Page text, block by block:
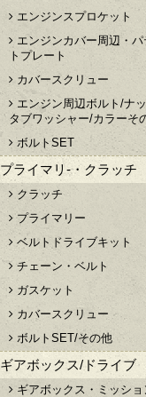
エンジンスプロケット
エンジンカバー周辺・パ
トプレート
カバースクリュー
エンジン周辺ボルト/ナ
タブワッシャー/カラーそ
ボルトSET
プライマリ-・クラッチ
クラッチ
プライマリー
ベルトドライブキット
チェーン・ベルト
ガスケット
カバースクリュー
ボルトSET/その他
ギアボックス/ドライブ
ギアボックス・ミッショ